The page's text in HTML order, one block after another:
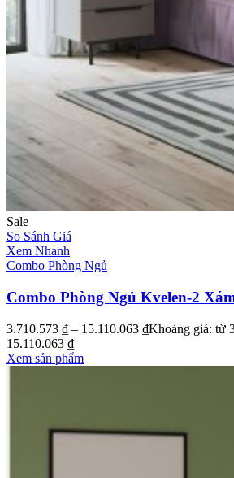
Sale
So Sánh Giá
Xem Nhanh
Combo Phòng Ngủ
Combo Phòng Ngủ Kvelen-2
3.710.573 ₫ – 15.110.063 ₫Khoảng giá: từ
15.110.063 ₫
Xem sản phẩm